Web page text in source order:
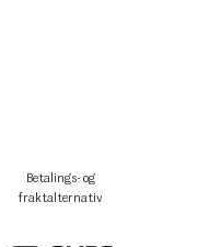
Betalings- og
fraktalternativ